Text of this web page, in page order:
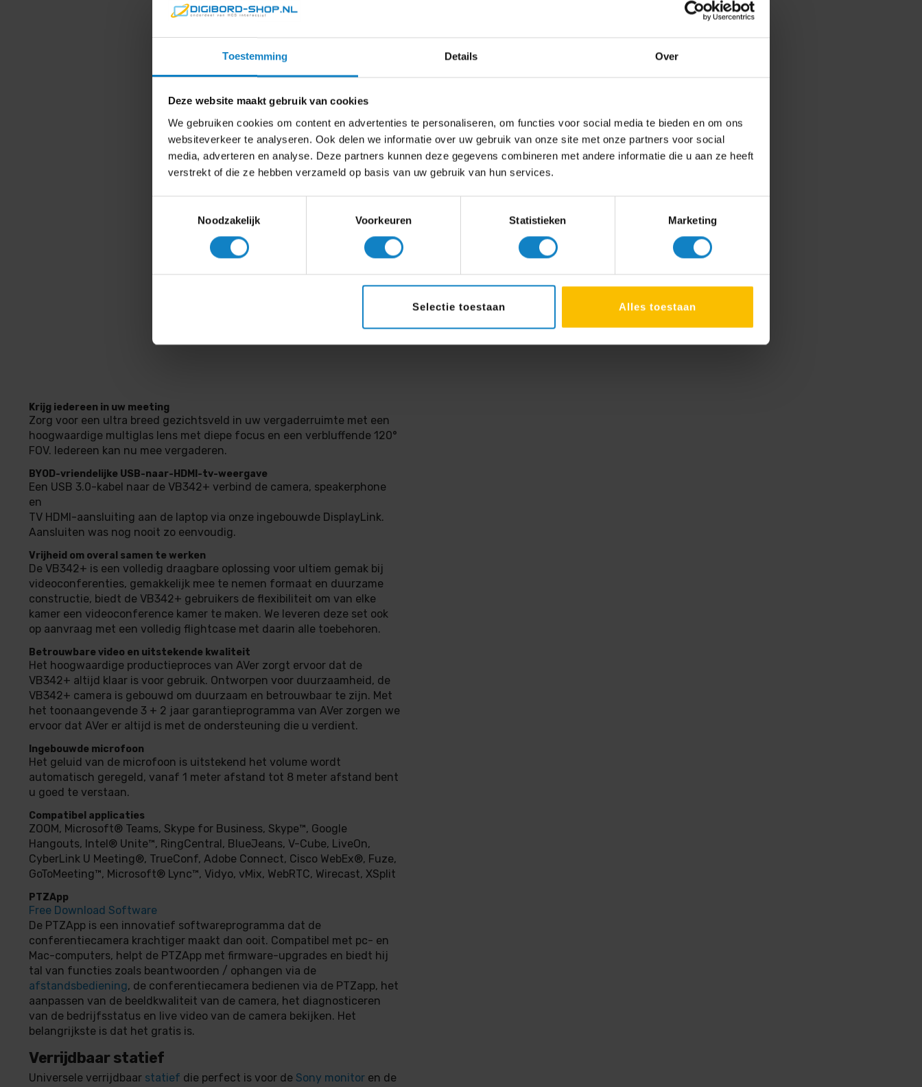
Toestemming Details Over
Deze website maakt gebruik van cookies
We gebruiken cookies om content en advertenties te personaliseren, om functies voor social media te bieden en om ons
websiteverkeer te analyseren. Ook delen we informatie over uw gebruik van onze site met onze partners voor social
media, adverteren en analyse. Deze partners kunnen deze gegevens combineren met andere informatie die u aan ze heeft
verstrekt of die ze hebben verzameld op basis van uw gebruik van hun services.
Noodzakelijk
Voorkeuren Statistieken Marketing
Selectie toestaan Alles toestaan
Krijg iedereen in uw meeting
Zorg voor een ultra breed gezichtsveld in uw vergaderruimte met een
hoogwaardige multiglas lens met diepe focus en een verbluffende 120°
FOV. Iedereen kan nu mee vergaderen.
BYOD-vriendelijke USB-naar-HDMI-tv-weergave
Een USB 3.0-kabel naar de VB342+ verbind de camera, speakerphone
en
TV HDMI-aansluiting aan de laptop via onze ingebouwde DisplayLink.
Aansluiten was nog nooit zo eenvoudig.
Vrijheid om overal samen te werken
De VB342+ is een volledig draagbare oplossing voor ultiem gemak bij
videoconferenties, gemakkelijk mee te nemen formaat en duurzame
constructie, biedt de VB342+ gebruikers de flexibiliteit om van elke
kamer een videoconference kamer te maken. We leveren deze set ook
op aanvraag met een volledig flightcase met daarin alle toebehoren.
Betrouwbare video en uitstekende kwaliteit
Het hoogwaardige productieproces van AVer zorgt ervoor dat de
VB342+ altijd klaar is voor gebruik. Ontworpen voor duurzaamheid, de
VB342+ camera is gebouwd om duurzaam en betrouwbaar te zijn. Met
het toonaangevende 3 + 2 jaar garantieprogramma van AVer zorgen we
ervoor dat AVer er altijd is met de ondersteuning die u verdient.
Ingebouwde microfoon
Het geluid van de microfoon is uitstekend het volume wordt
automatisch geregeld, vanaf 1 meter afstand tot 8 meter afstand bent
u goed te verstaan.
Compatibel applicaties
ZOOM, Microsoft® Teams, Skype for Business, Skype™, Google
Hangouts, Intel® Unite™, RingCentral, BlueJeans, V-Cube, LiveOn,
CyberLink U Meeting®, TrueConf, Adobe Connect, Cisco WebEx®, Fuze,
GoToMeeting™, Microsoft® Lync™, Vidyo, vMix, WebRTC, Wirecast, XSplit
PTZApp
Free Download Software
De PTZApp is een innovatief softwareprogramma dat de
conferentiecamera krachtiger maakt dan ooit. Compatibel met pc- en
Mac-computers, helpt de PTZApp met firmware-upgrades en biedt hij
tal van functies zoals beantwoorden / ophangen via de
afstandsbediening, de conferentiecamera bedienen via de PTZapp, het
aanpassen van de beeldkwaliteit van de camera, het diagnosticeren
van de bedrijfsstatus en live video van de camera bekijken. Het
belangrijkste is dat het gratis is.
Verrijdbaar statief
Universele verrijdbaar statief die perfect is voor de Sony monitor en de